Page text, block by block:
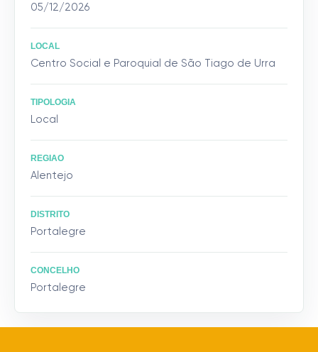
05/12/2026
LOCAL
Centro Social e Paroquial de São Tiago de Urra
TIPOLOGIA
Local
REGIAO
Alentejo
DISTRITO
Portalegre
CONCELHO
Portalegre